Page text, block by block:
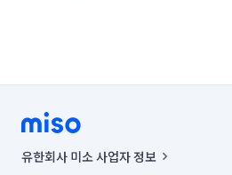
유한회사 미소 사업자 정보